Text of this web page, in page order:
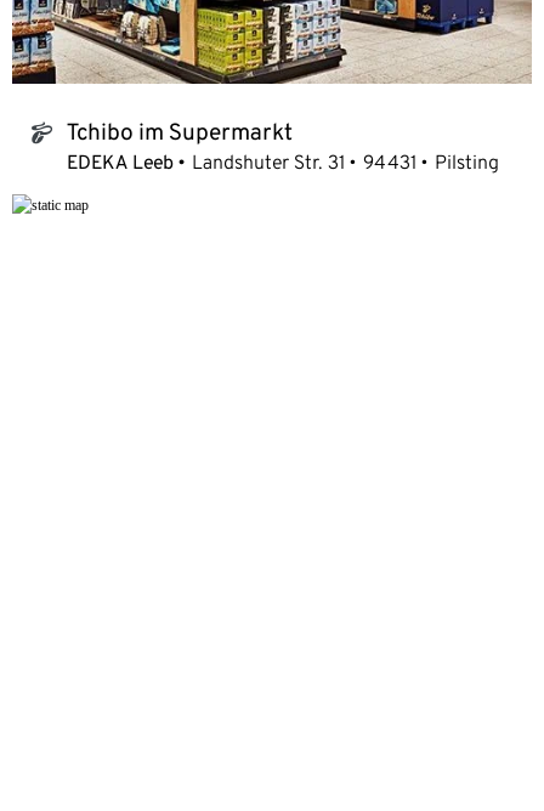
tchibo_logo Tchibo im Supermarkt
EDEKA Leeb Landshuter Str. 31 94431 Pilsting